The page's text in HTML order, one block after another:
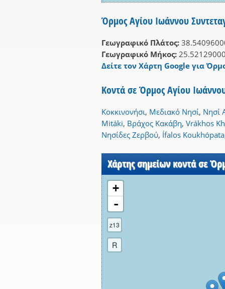
Όρμος Αγίου Ιωάννου
Γεωγραφικό Πλάτος:
Γεωγραφικό Μήκος:
Δείτε τον Χάρτη Google για
Κοντά σε Όρμος Αγίου
Κοκκινονήσι, Μεδιακό Νησί, Νησί
Mitáki, Βράχος Κακάβη, Vrákhos
Νησίδες Ζερβού, Ífalos Koukhópata
Χάρτης σημείων κοντά σε
+
-
z13
R